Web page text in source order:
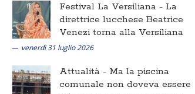
Festival La Versiliana - La
direttrice lucchese Beatrice
Venezi torna alla Versiliana
venerdì 31 luglio 2026
Attualità - Ma la piscina
comunale non doveva essere